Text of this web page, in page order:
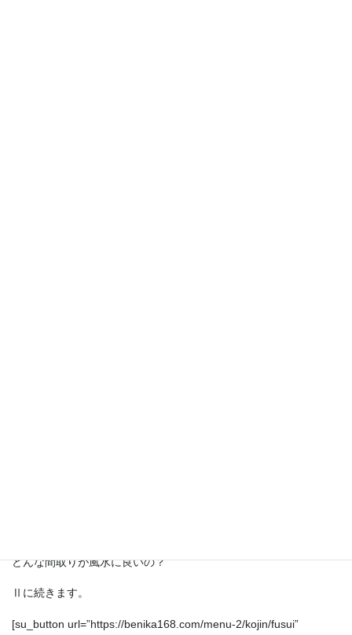
どんな間取りが風水に良いの？
Ⅱに続きます。
[su_button url=”https://benika168.com/menu-2/kojin/fusui”